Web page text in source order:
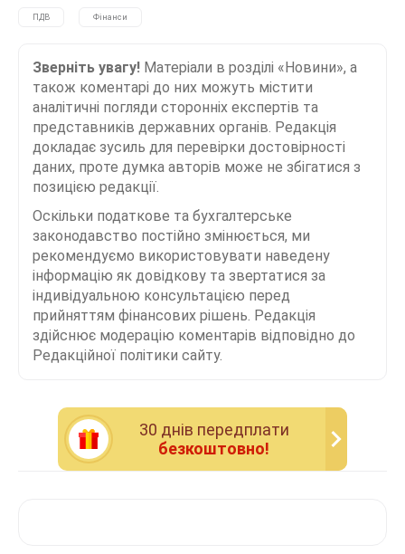
ПДВ Фінанси
Зверніть увагу! Матеріали в розділі «Новини», а
також коментарі до них можуть містити
аналітичні погляди сторонніх експертів та
представників державних органів. Редакція
докладає зусиль для перевірки достовірності
даних, проте думка авторів може не збігатися з
позицією редакції.
Оскільки податкове та бухгалтерське
законодавство постійно змінюється, ми
рекомендуємо використовувати наведену
інформацію як довідкову та звертатися за
індивідуальною консультацією перед
прийняттям фінансових рішень. Редакція
здійснює модерацію коментарів відповідно до
Редакційної політики сайту.
30 днiв передплати
безкоштовно!